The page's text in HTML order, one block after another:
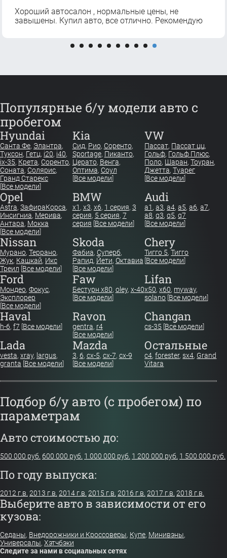
Хороший автосалон , нормальные цены, не
завышены. Купил авто, все отлично. Рекомендую
Популярные б/у модели авто с
пробегом
Hyundai
Санта Фе, Элантра,
Туксон, Гетц, i20, i40,
ix-35, Крета, Соренто,
Соната, Солярис,
Гранд Старекс
[Все модели]
Kia
Сид, Рио, Соренто,
Sportage, Пиканто,
Церато, Венга,
Оптима, Соул
[Все модели]
VW
Пассат, Пассат цц,
Гольф, Гольф Плюс,
Поло, Шаран,Тоуран,
Джетта,Туарег
[Все модели]
Opel
Astra, ЗафираКорса,
Инсигниа, Мерива,
Антара, Мокка
[Все модели]
BMW
x1 , x3, x6, 1 серия, 3
серия, 5 серия, 7
серия [Все модели]
Audi
a1 ,a3,a4,a5,a6,a7,
a8,q3,q5,q7
[Все модели]
Nissan
Мурано, Террано,
Жук, Кашкай, Икс
Треил [Все модели]
Skoda
Фабиа, Суперб,
Рапид, Йети, Октавиа
[Все модели]
Chery
Тигго 5,Тигго
[Все модели]
Ford
Мондео, Фокус,
Эксплорер
[Все модели]
Faw
Бестурн х80, oley, x-40
[Все модели]
Lifan
x50,x60, myway,
solano [Все модели]
Haval
h-6, f7 [Все модели]
Ravon
gentra, r4
[Все модели]
Changan
cs-35 [Все модели]
Lada
vesta, xray, largus,
granta [Все модели]
Mazda
3, 6, cx-5, cx-7, cx-9
[Все модели]
Остальные
c4,forester,sx4, Grand
Vitara
Подбор б/у авто (с пробегом) по
параметрам
Авто стоимостью до:
500 000 руб. 600 000 руб. 1 000 000 руб. 1 200 000 руб. 1 500 000 руб.
По году выпуска:
2012 г.в. 2013 г.в. 2014 г.в. 2015 г.в. 2016 г.в. 2017 г.в. 2018 г.в.
Выберите авто в зависимости от его
кузова:
Седаны, Внедорожники и Кроссоверы, Купе, Минивэны,
Универсалы, Хэтчбэки
Следите за нами в социальных сетях